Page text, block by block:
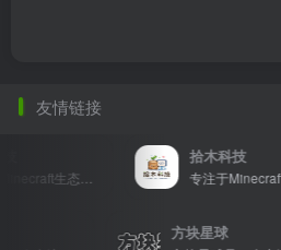
友情链接
专注于Minecraft生态建设
拾木科技
方块星球